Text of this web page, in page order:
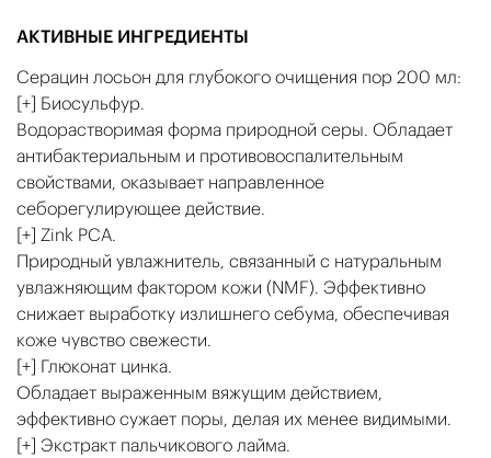
АКТИВНЫЕ ИНГРЕДИЕНТЫ
Серацин лосьон для глубокого очищения пор 200 мл:
[+] Биосульфур.
Водорастворимая форма природной серы. Обладает
антибактериальным и противовоспалительным
свойствами, оказывает направленное
себорегулирующее действие.
[+] Zink PCA.
Природный увлажнитель, связанный с натуральным
увлажняющим фактором кожи (NMF). Эффективно
снижает выработку излишнего себума, обеспечивая
коже чувство свежести.
[+] Глюконат цинка.
Обладает выраженным вяжущим действием,
эффективно сужает поры, делая их менее видимыми.
[+] Экстракт пальчикового лайма.